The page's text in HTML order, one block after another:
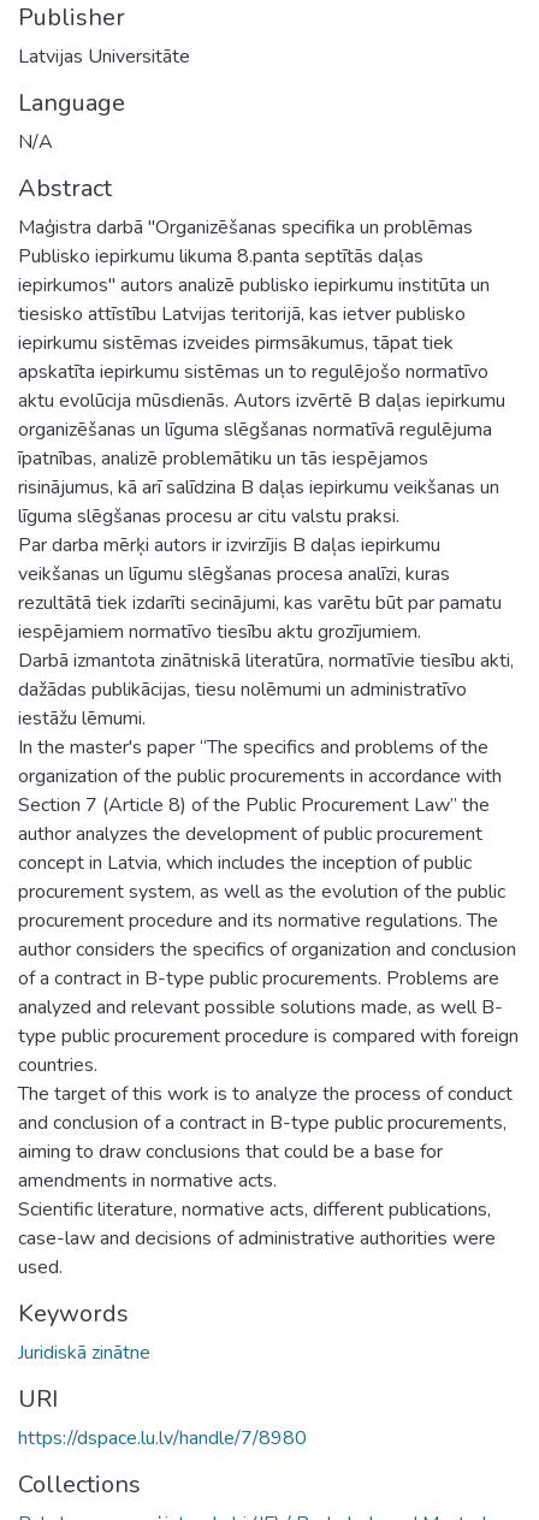
Publisher
Latvijas Universitāte
Language
N/A
Abstract
Maģistra darbā "Organizēšanas specifika un problēmas
Publisko iepirkumu likuma 8.panta septītās daļas
iepirkumos" autors analizē publisko iepirkumu institūta un
tiesisko attīstību Latvijas teritorijā, kas ietver publisko
iepirkumu sistēmas izveides pirmsākumus, tāpat tiek
apskatīta iepirkumu sistēmas un to regulējošo normatīvo
aktu evolūcija mūsdienās. Autors izvērtē B daļas iepirkumu
organizēšanas un līguma slēgšanas normatīvā regulējuma
īpatnības, analizē problemātiku un tās iespējamos
risinājumus, kā arī salīdzina B daļas iepirkumu veikšanas un
līguma slēgšanas procesu ar citu valstu praksi.
Par darba mērķi autors ir izvirzījis B daļas iepirkumu
veikšanas un līgumu slēgšanas procesa analīzi, kuras
rezultātā tiek izdarīti secinājumi, kas varētu būt par pamatu
iespējamiem normatīvo tiesību aktu grozījumiem.
Darbā izmantota zinātniskā literatūra, normatīvie tiesību akti,
dažādas publikācijas, tiesu nolēmumi un administratīvo
iestāžu lēmumi.
In the master's paper “The specifics and problems of the
organization of the public procurements in accordance with
Section 7 (Article 8) of the Public Procurement Law” the
author analyzes the development of public procurement
concept in Latvia, which includes the inception of public
procurement system, as well as the evolution of the public
procurement procedure and its normative regulations. The
author considers the specifics of organization and conclusion
of a contract in B-type public procurements. Problems are
analyzed and relevant possible solutions made, as well B-
type public procurement procedure is compared with foreign
countries.
The target of this work is to analyze the process of conduct
and conclusion of a contract in B-type public procurements,
aiming to draw conclusions that could be a base for
amendments in normative acts.
Scientific literature, normative acts, different publications,
case-law and decisions of administrative authorities were
used.
Keywords
Juridiskā zinātne
URI
https://dspace.lu.lv/handle/7/8980
Collections